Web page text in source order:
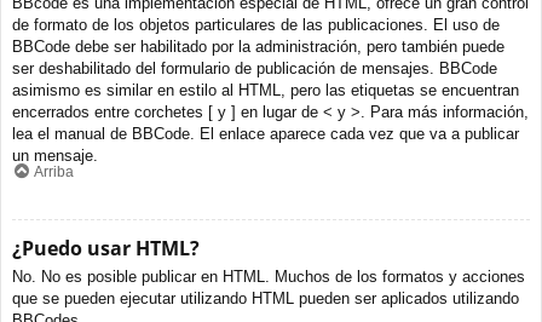
de formato de los objetos particulares de las publicaciones. El uso de
BBCode debe ser habilitado por la administración, pero también puede
ser deshabilitado del formulario de publicación de mensajes. BBCode
asimismo es similar en estilo al HTML, pero las etiquetas se encuentran
encerrados entre corchetes [ y ] en lugar de < y >. Para más información,
lea el manual de BBCode. El enlace aparece cada vez que va a publicar
un mensaje.
Arriba
¿Puedo usar HTML?
No. No es posible publicar en HTML. Muchos de los formatos y acciones
que se pueden ejecutar utilizando HTML pueden ser aplicados utilizando